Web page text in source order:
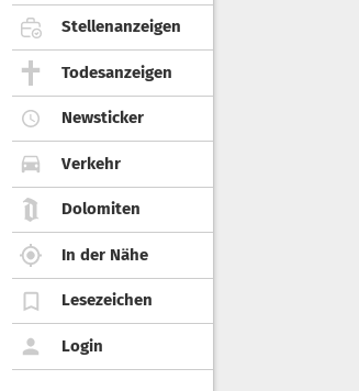
Stellenanzeigen
Todesanzeigen
Newsticker
Verkehr
Dolomiten
In der Nähe
Lesezeichen
Login